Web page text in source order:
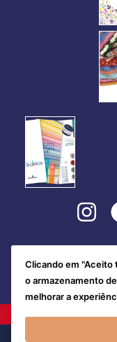
Clicando em "Aceito
o armazenamento
melhorar a